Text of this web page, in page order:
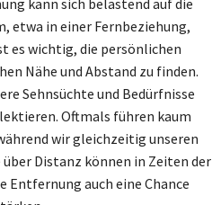
etwa in einer Fernbeziehung,
es wichtig, die persönlichen
Nähe und Abstand zu finden.
Sehnsüchte und Bedürfnisse
Oftmals führen kaum
wir gleichzeitig unseren
Distanz können in Zeiten der
Entfernung auch eine Chance